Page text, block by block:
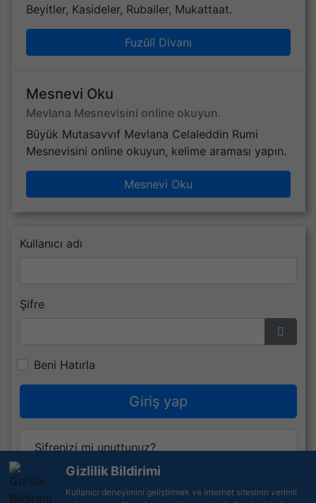
Beyitler, Kasideler, Rubailer, Mukattaat.
Fuzûlî Divanı
Mesnevi Oku
Mevlana Mesnevisini online okuyun.
Büyük Mutasavvıf Mevlana Celaleddin Rumi
Mesnevisini online okuyun, kelime araması yapın.
Mesnevi Oku
Kullanıcı adı
Şifre
Beni Hatırla
Giriş yap
Şifrenizi mi unuttunuz?
Kullanıcı adınızı mı unuttunuz?
Gizlilik Bildirimi
Kullanıcı deneyimini geliştirmek ve internet sitesinin verimli